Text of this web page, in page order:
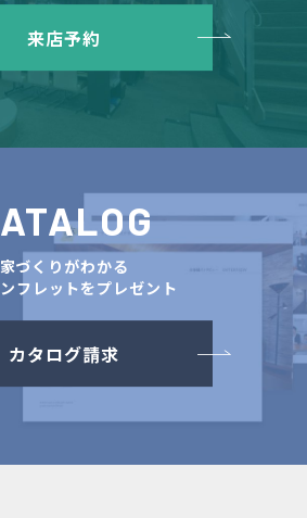
来店予約
家づくりがわかる
フレットをプレゼント
カタログ請求